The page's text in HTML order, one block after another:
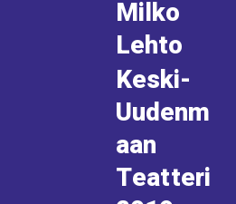
Milko
Lehto
Keski-
Uudenm
aan
Teatteri